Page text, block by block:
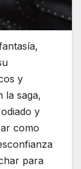
y
la saga,
y
como
para